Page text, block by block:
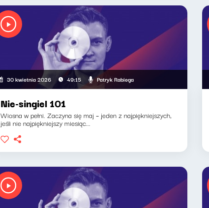
30 kwietnia 2026 49:15 Patryk Rabiega
Nie-singiel 101
Wiosna w pełni. Zaczyna się maj – jeden z najpiękniejszych,
jeśli nie najpiękniejszy miesiąc...